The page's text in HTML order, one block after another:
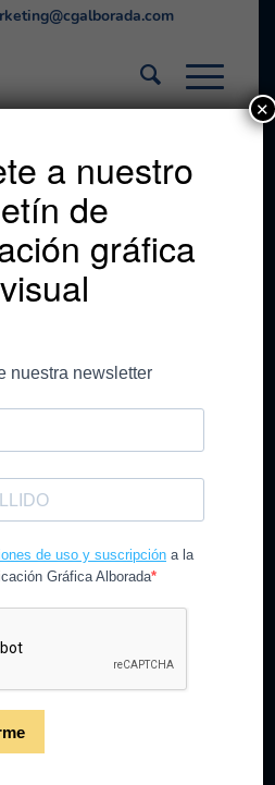
la etiqueta:
sobre papel y
Alborada
con el medio
a nuestro
de
gráfica
✕